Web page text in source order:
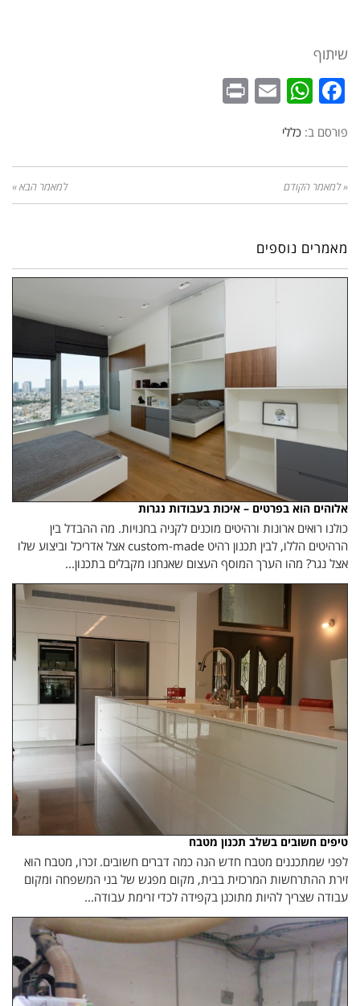
שיתוף
Facebook
WhatsApp
Email
פורסם ב: כללי
« למאמר הקודם למאמר הבא »
מאמרים נוספים
אלוהים הוא בפרטים – איכות בעבודות נגרות
כולנו רואים ארונות ורהיטים מוכנים לקניה בחנויות. מה ההבדל בין
הרהיטים הללו, לבין תכנון רהיט custom-made אצל אדריכל וביצוע שלו
אצל נגר? מהו הערך המוסף העצום שאנחנו מקבלים בתכנון...
טיפים חשובים בשלב תכנון מטבח
לפני שמתכננים מטבח חדש הנה כמה דברים חשובים. זכרו, מטבח הוא
זירת ההתרחשות המרכזית בבית, מקום מפגש של בני המשפחה ומקום
עבודה שצריך להיות מתוכנן בקפידה לכדי זרימת עבודה...